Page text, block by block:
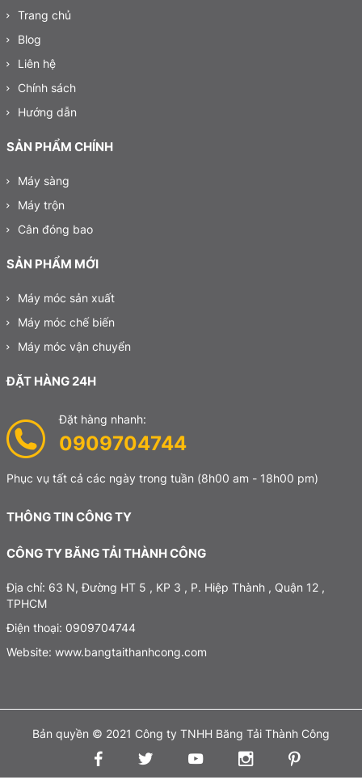
Trang chủ
Blog
Liên hệ
Chính sách
Hướng dẫn
SẢN PHẨM CHÍNH
Máy sàng
Máy trộn
Cân đóng bao
SẢN PHẨM MỚI
Máy móc sản xuất
Máy móc chế biến
Máy móc vận chuyển
ĐẶT HÀNG 24H
Đặt hàng nhanh:
0909704744
Phục vụ tất cả các ngày trong tuần (8h00 am - 18h00 pm)
THÔNG TIN CÔNG TY
CÔNG TY BĂNG TẢI THÀNH CÔNG
Địa chỉ: 63 N, Đường HT 5 , KP 3 , P. Hiệp Thành , Quận 12 ,
TPHCM
Điện thoại: 0909704744
Website: www.bangtaithanhcong.com
Bản quyền © 2021 Công ty TNHH Băng Tải Thành Công